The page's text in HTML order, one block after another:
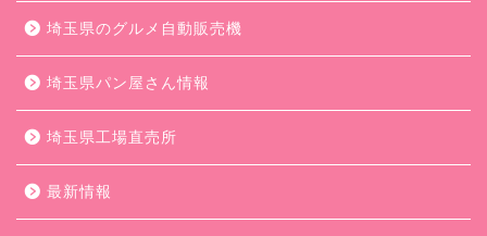
埼玉県のグルメ自動販売機
埼玉県パン屋さん情報
埼玉県工場直売所
最新情報